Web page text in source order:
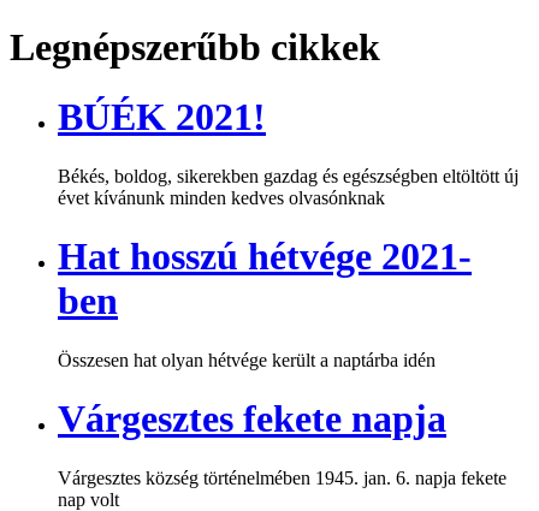
Legnépszerűbb cikkek
BÚÉK 2021!
Békés, boldog, sikerekben gazdag és egészségben eltöltött új
évet kívánunk minden kedves olvasónknak
Hat hosszú hétvége 2021-
ben
Összesen hat olyan hétvége került a naptárba idén
Várgesztes fekete napja
Várgesztes község történelmében 1945. jan. 6. napja fekete
nap volt